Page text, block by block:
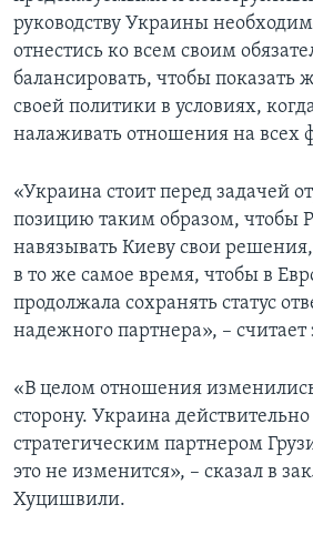
руководству Украины
отнестись ко всем своим
балансировать, чтобы показать
своей политики в условиях,
налаживать отношения на всех
«Украина стоит перед задачей
позицию таким образом, чтобы
навязывать Киеву свои
в то же самое время, чтобы в
продолжала сохранять статус
надежного партнера», – считает
«В целом отношения
сторону. Украина действительно
стратегическим партнером
это не изменится», – сказал в
Хуцишвили.